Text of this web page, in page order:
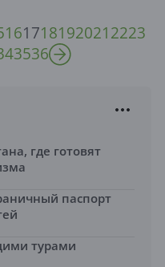
1617181920212223
3536
где готовят
паспорт
турами